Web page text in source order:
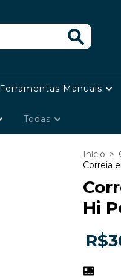
Ferramentas Manuais
Todas
Início >
Correia
Hi